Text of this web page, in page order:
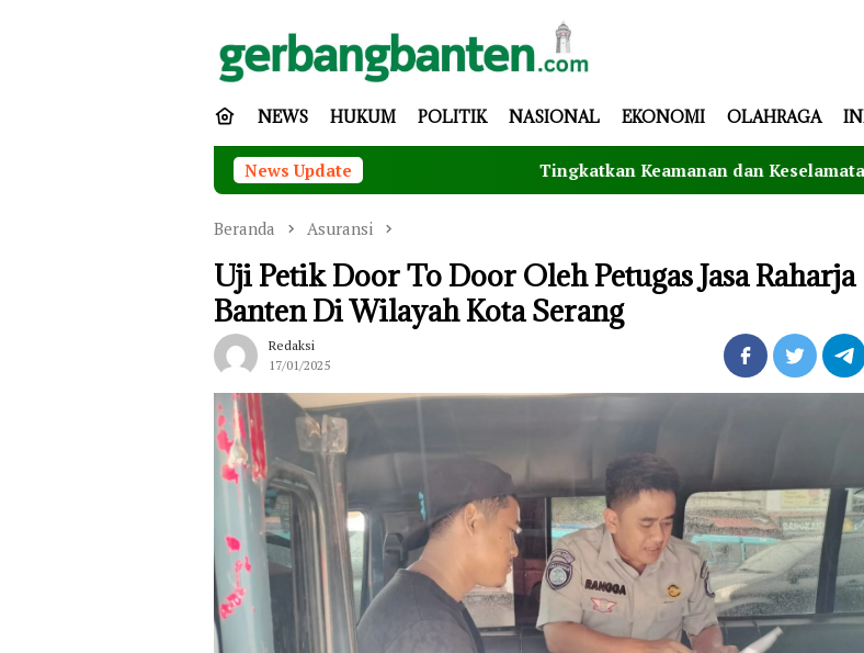
NEWS HUKUM POLITIK NASIONAL EKONOMI OLAHRAGA
News Update Tingkatkan Keamanan dan Keselamatan
Beranda Asuransi
Uji Petik Door To Door Oleh Petugas Jasa Raharja
Banten Di Wilayah Kota Serang
Redaksi
17/01/2025